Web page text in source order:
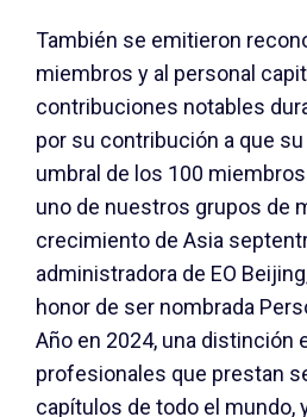
También se emitieron
miembros y al personal
contribuciones notables
por su contribución a que
umbral de los 100
uno de nuestros grupos de
crecimiento de Asia
administradora de EO
honor de ser nombrada
Año en 2024, una distinción
profesionales que prestan
capítulos de todo el mundo,